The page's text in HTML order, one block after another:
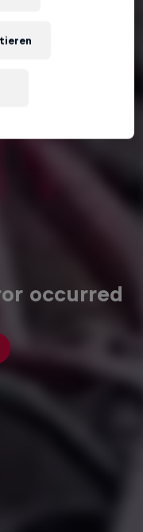
occurred